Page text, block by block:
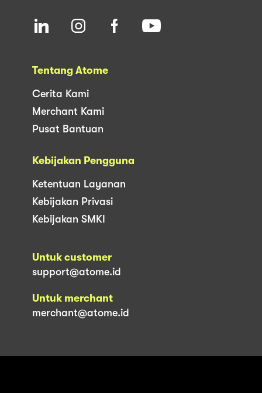
Tentang Atome
Cerita Kami
Merchant Kami
Pusat Bantuan
Kebijakan Pengguna
Ketentuan Layanan
Kebijakan Privasi
Kebijakan SMKI
Untuk customer
support@atome.id
Untuk merchant
merchant@atome.id